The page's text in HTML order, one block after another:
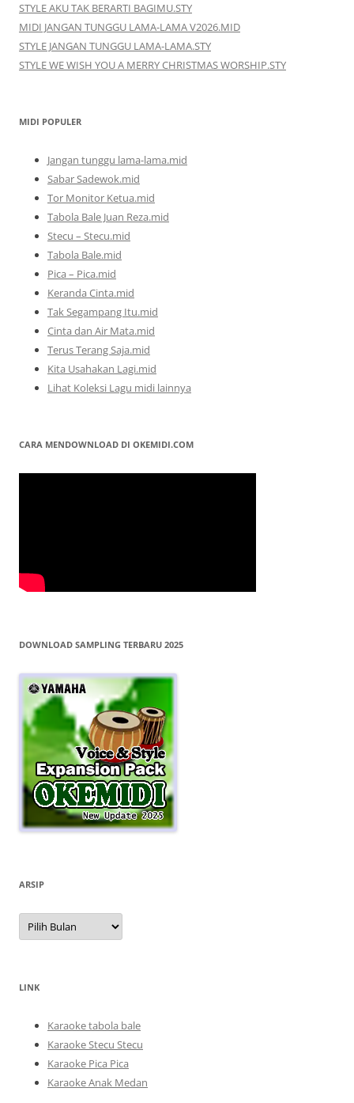
STYLE AKU TAK BERARTI BAGIMU.STY
MIDI JANGAN TUNGGU LAMA-LAMA V2026.MID
STYLE JANGAN TUNGGU LAMA-LAMA.STY
STYLE WE WISH YOU A MERRY CHRISTMAS WORSHIP.STY
MIDI POPULER
Jangan tunggu lama-lama.mid
Sabar Sadewok.mid
Tor Monitor Ketua.mid
Tabola Bale Juan Reza.mid
Stecu – Stecu.mid
Tabola Bale.mid
Pica – Pica.mid
Keranda Cinta.mid
Tak Segampang Itu.mid
Cinta dan Air Mata.mid
Terus Terang Saja.mid
Kita Usahakan Lagi.mid
Lihat Koleksi Lagu midi lainnya
CARA MENDOWNLOAD DI OKEMIDI.COM
DOWNLOAD SAMPLING TERBARU 2025
ARSIP
Arsip
LINK
Karaoke tabola bale
Karaoke Stecu Stecu
Karaoke Pica Pica
Karaoke Anak Medan